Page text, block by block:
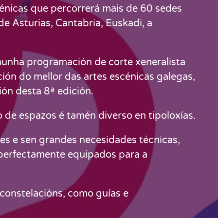
que percorrerá mais de 60 sedes
Asturias, Cantabria,Euskadi, a
programación de corte xeneralista
do mellor das artes escénicas galegas,
desta 8ª edición.
espazos é tamén diverso en tipoloxías.
e sen grandes necesidades técnicas,
equipados para a
como guías e